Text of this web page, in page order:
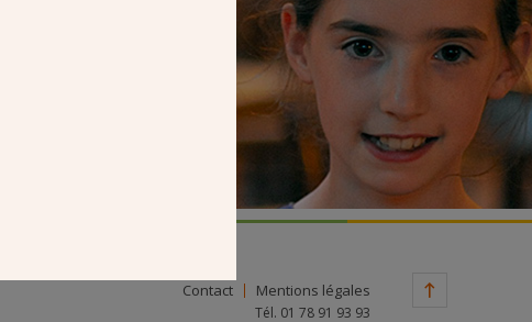
Contact Mentions légales
Tél. 01 78 91 93 93